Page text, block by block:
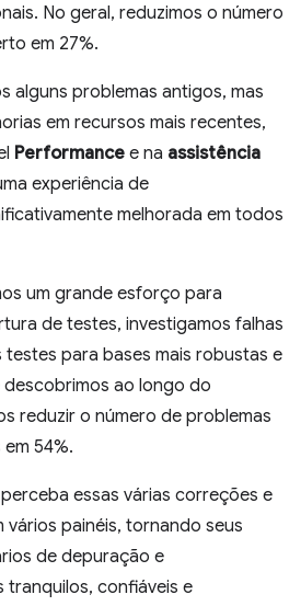
No geral, reduzimos o número
em 27%.
alguns problemas antigos, mas
em recursos mais recentes,
Performance e na assistência
experiência de
melhorada em todos
um grande esforço para
de testes, investigamos falhas
testes para bases mais robustas e
ao longo do
reduzir o número de problemas
54%.
essas várias correções e
vários painéis, tornando seus
de depuração e
tranquilos, confiáveis e